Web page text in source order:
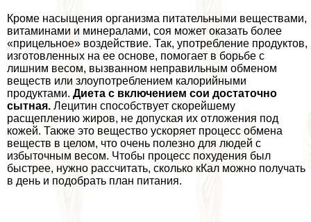
Кроме насыщения организма питательными веществами,
витаминами и минералами, соя может оказать более
«прицельное» воздействие. Так, употрeбление продуктов,
изготовленных на ее основе, помогает в борьбе с
лишним весом, вызванном неправильным обменом
веществ или злоупотрeблением калорийными
продуктами. Диета с включением сои достаточно
сытная. Лецитин способствует скорейшему
расщеплению жиров, не допуская их отложения под
кожей. Также это вещество ускоряет процесс обмена
веществ в целом, что очень полезно для людей с
избыточным весом. Чтобы процесс похудения был
быстрее, нужно рассчитать, сколько кКал можно получать
в день и подобрать план питания.